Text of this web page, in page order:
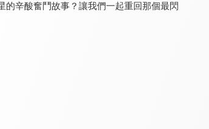
的辛酸奮鬥故事？讓我們一起重回那個最閃